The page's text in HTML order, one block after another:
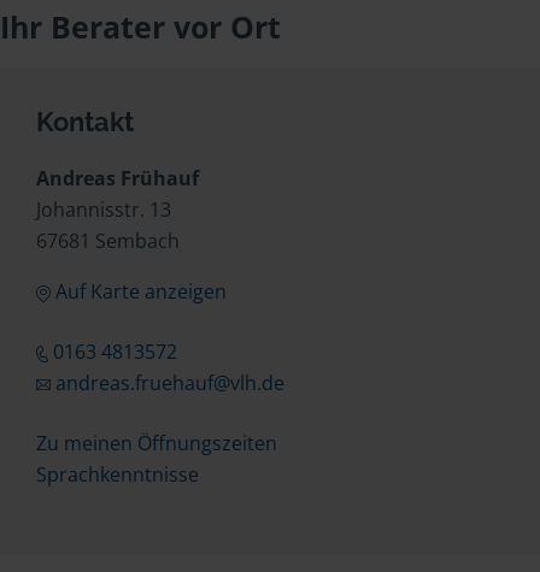
Ihr Berater vor Ort
Kontakt
Andreas Frühauf
Johannisstr. 13
67681 Sembach
Auf Karte anzeigen
0163 4813572
andreas.fruehauf@vlh.de
Zu meinen Öffnungszeiten
Sprachkenntnisse